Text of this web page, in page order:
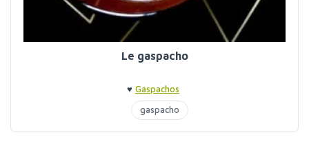
Le gaspacho
♥ Gaspachos
gaspacho